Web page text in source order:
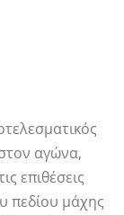
αγώνα,
επιθέσεις
πεδίου μάχης